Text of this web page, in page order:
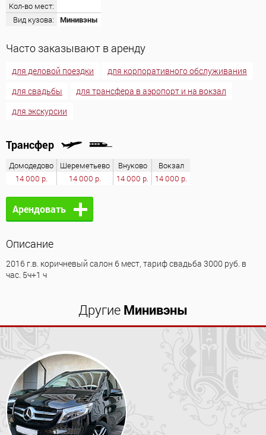
Кол-во мест:
Вид кузова:
Минивэны
Часто заказывают в аренду
для деловой поездки
для корпоративного обслуживания
для свадьбы
для трансфера в аэропорт и на вокзал
для экскурсии
Трансфер
Домодедово Шереметьево Внуково
Вокзал
14 000 р.
14 000 р. 14 000 р. 14 000 р.
Арендовать
Описание
2016 г.в. коричневый салон 6 мест, тариф свадьба 3000 руб. в
час. 5ч+1 ч
Другие Минивэны